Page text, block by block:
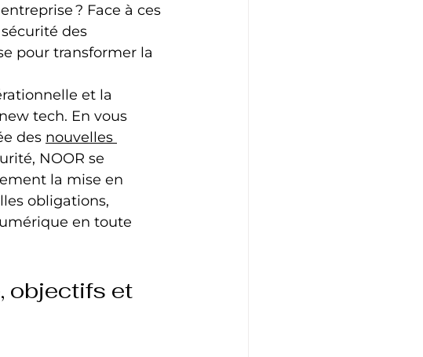
? Face à ces
des
pour transformer la
et la
tech. En vous
des nouvelles
NOOR se
la mise en
obligations,
en toute
objectifs et